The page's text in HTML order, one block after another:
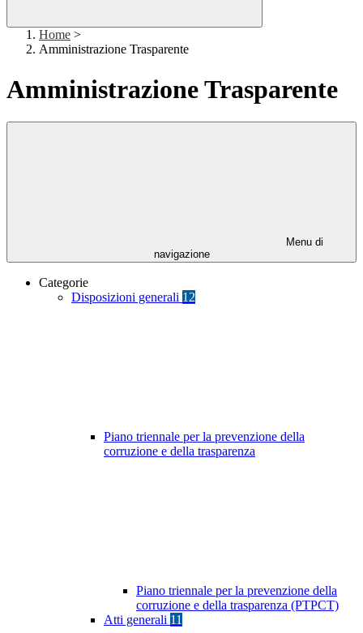
Home >
Amministrazione Trasparente
Amministrazione Trasparente
Menu di
navigazione
Categorie
Disposizioni generali 12
Piano triennale per la prevenzione della
corruzione e della trasparenza
Piano triennale per la prevenzione della
corruzione e della trasparenza (PTPCT)
Atti generali 11